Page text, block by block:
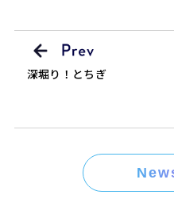
深堀り！とちぎ